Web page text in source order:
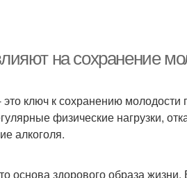
на сохранение
ключ к сохранению
физические нагрузки,
алкоголя.
основа здорового образа